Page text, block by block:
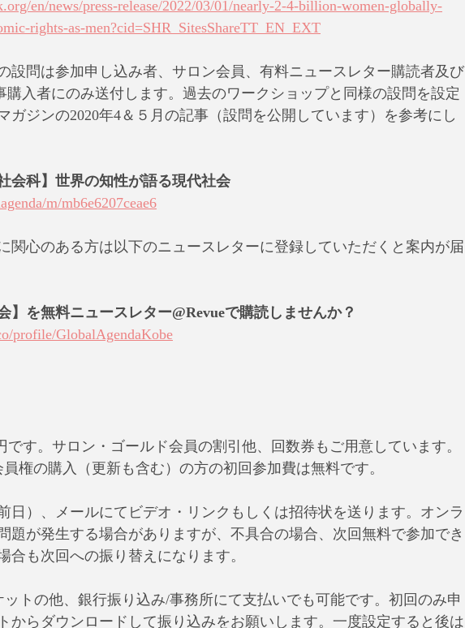
en/news/press-release/2022/03/01/nearly-2-4-billion-women-globally-
rights-as-men?cid=SHR_SitesShareTT_EN_EXT
設問は参加申し込み者、サロン会員、有料ニュースレター購読者及び
購入者にのみ送付します。過去のワークショップと同様の設問を設定
ガジンの2020年4＆５月の記事（設問を公開しています）を参考にし
会科】世界の知性が語る現代社会
m/mb6e6207ceae6
関心のある方は以下のニュースレターに登録していただくと案内が届
】を無料ニュースレター@Revueで購読しませんか？
profile/GlobalAgendaKobe
です。サロン・ゴールド会員の割引他、回数券もご用意しています。
権の購入（更新も含む）の方の初回参加費は無料です。
日）、メールにてビデオ・リンクもしくは招待状を送ります。オンラ
題が発生する場合がありますが、不具合の場合、次回無料で参加でき
合も次回への振り替えになります。
ットの他、銀行振り込み/事務所にて支払いでも可能です。初回のみ申
からダウンロードして振り込みをお願いします。一度設定すると後は